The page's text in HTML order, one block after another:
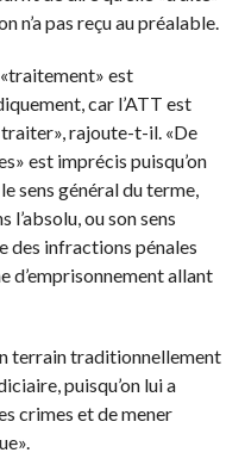
n’a pas reçu au préalable.
est
car l’ATT est
traiter», rajoute-t-il. «De
est imprécis puisqu’on
sens général du terme,
l’absolu, ou son sens
des infractions pénales
d’emprisonnement allant
terrain traditionnellement
puisqu’on lui a
crimes et de mener